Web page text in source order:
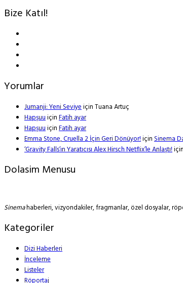
Bize Katıl!
Yorumlar
Jumanji: Yeni SeviyeiçinTuana Artuç
HapşuuiçinFatih ayar
HapşuuiçinFatih ayar
Emma Stone, Cruella 2 İçin Geri Dönüyor!içinSinema
‘Gravity Falls’ın Yaratıcısı Alex Hirsch Netflix’le Anlaştı!için
Dolasim Menusu
Sinemahaberleri, vizyondakiler, fragmanlar, özel dosyalar,
Kategoriler
Dizi Haberleri
İnceleme
Listeler
Röportaj